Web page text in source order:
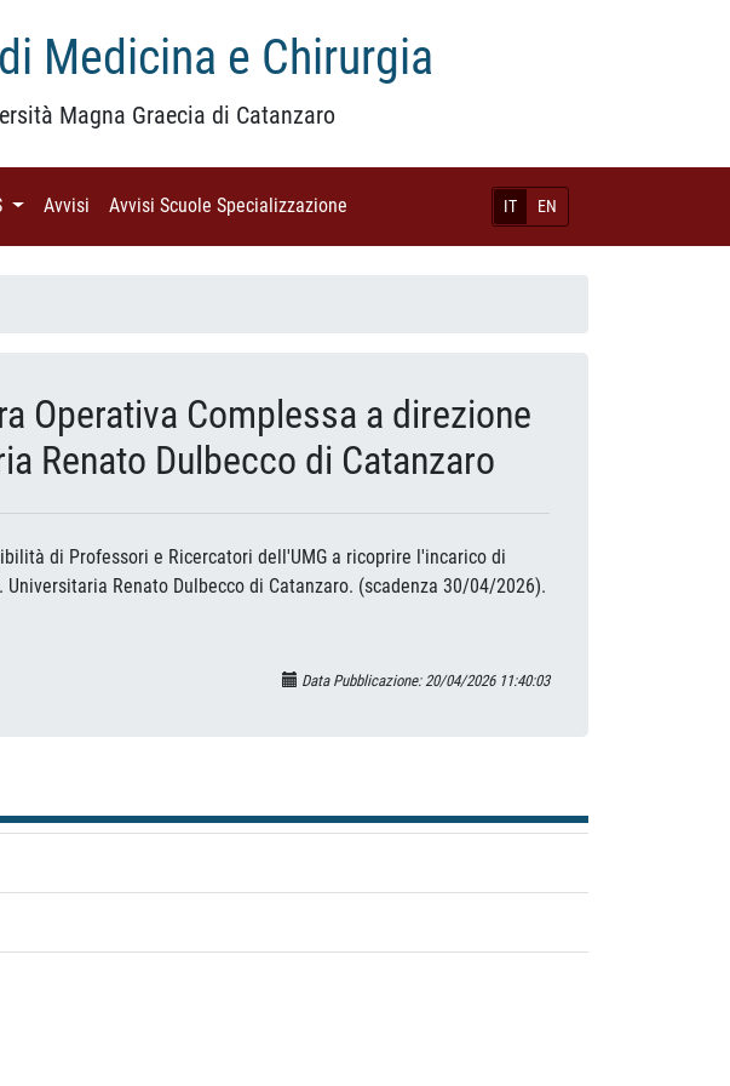
Medicina e Chirurgia
Magna Graecia di Catanzaro
IT EN
(current)
Avvisi (current)
Avvisi Scuole Specializzazione
Operativa Complessa a direzione
Renato Dulbecco di Catanzaro
di Professori e Ricercatori dell'UMG a ricoprire l'incarico di
Renato Dulbecco di Catanzaro. (scadenza 30/04/2026).
Data Pubblicazione: 20/04/2026 11:40:03